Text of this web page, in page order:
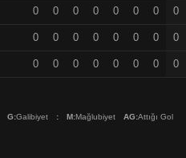
0 0 0 0 0 0 0 0
0 0 0 0 0 0 0 0
0 0 0 0 0 0 0 0
G:Galibiyet : M:Mağlubiyet AG:Attığı Gol